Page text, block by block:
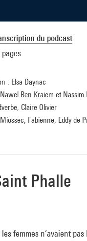
du podcast
pages
: Elsa Daynac
Ben Kraiem et Nassim
Claire Olivier
Fabienne, Eddy de
Phalle
femmes n’avaient pas